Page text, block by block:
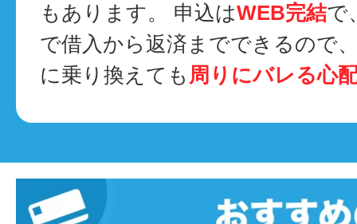
もあります。 申込はWEB完結で
で借入から返済までできるので
に乗り換えても 周りにバレる心